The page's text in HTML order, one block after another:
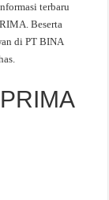
terbaru
Beserta
di PT BINA